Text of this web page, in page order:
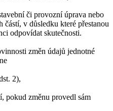
či provozní úprava nebo
v důsledku které přestanou
odpovídat skutečnosti.
změn údajů jednotné
2),
pokud změnu provedl sám